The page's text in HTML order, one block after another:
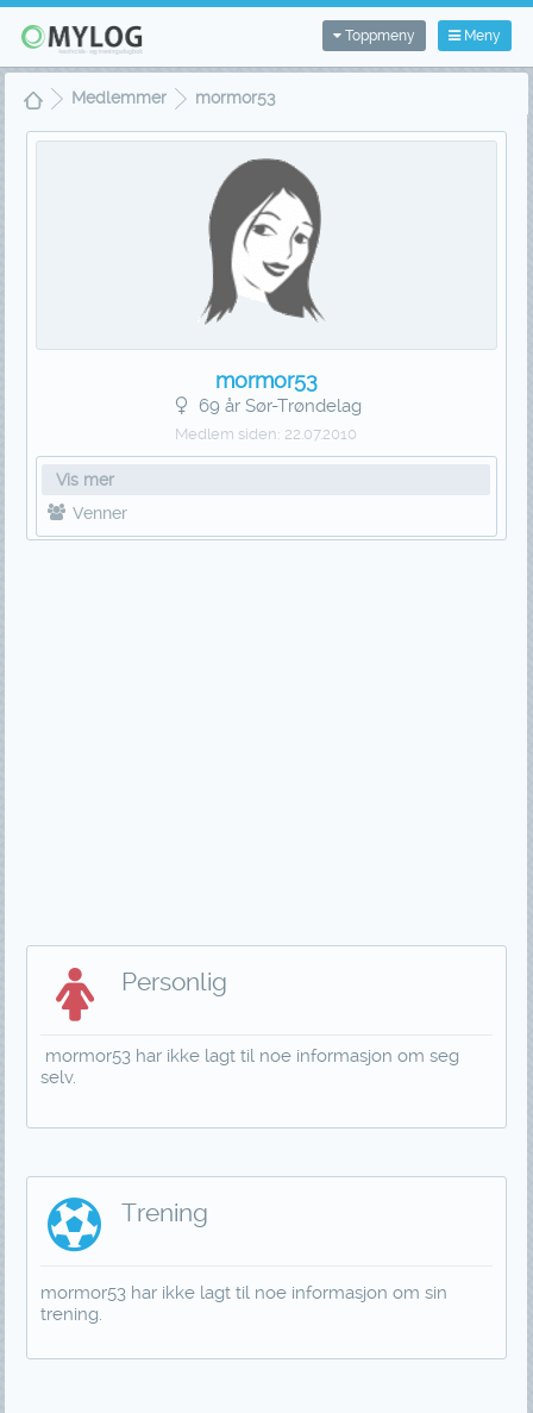
Meny
Toppmeny
Medlemmer mormor53
mormor53
69 år Sør-Trøndelag
Medlem siden: 22.07.2010
Vis mer
Venner
Personlig
mormor53 har ikke lagt til noe informasjon om seg
selv.
Trening
mormor53 har ikke lagt til noe informasjon om sin
trening.